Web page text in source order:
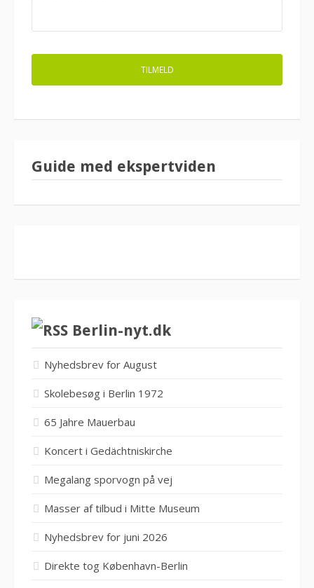
Guide med ekspertviden
Berlin-nyt.dk
Nyhedsbrev for August
Skolebesøg i Berlin 1972
65 Jahre Mauerbau
Koncert i Gedächtniskirche
Megalang sporvogn på vej
Masser af tilbud i Mitte Museum
Nyhedsbrev for juni 2026
Direkte tog København-Berlin